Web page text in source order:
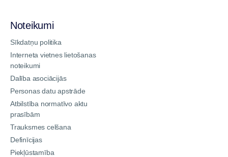
Noteikumi
Sīkdatņu politika
Interneta vietnes lietošanas
noteikumi
Dalība asociācijās
Personas datu apstrāde
Atbilstība normatīvo aktu
prasībām
Trauksmes celšana
Definīcijas
Piekļūstamība